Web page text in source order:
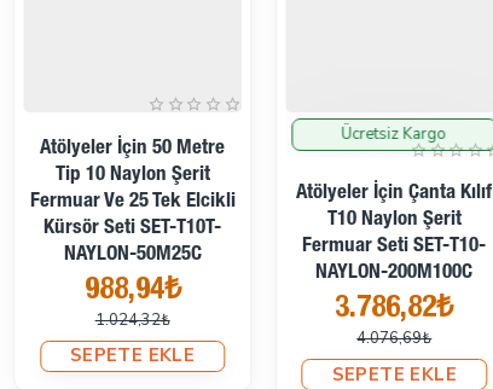
ve 50 adet kürsör içerir.
aksesuarlarının üretiminde kullanılabilir.
Setlerikategorisindeki diğer ürünleri inceleyin.
İndirimde
Atölyeler İçin 50 Metre
Tip 10 Naylon Şerit
Fermuar Ve 25 Tek Elcikli
Kürsör Seti SET-T10T-
NAYLON-50M25C
988,94₺
1.024,32₺
SEPETE EKLE
İndirimde
Ücretsiz Kargo
Atölyeler İçin Çanta Kılıf
T10 Naylon Şerit
Fermuar Seti SET-T10-
NAYLON-200M100C
3.786,82₺
4.076,69₺
SEPETE EKLE